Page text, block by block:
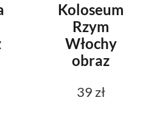
Koloseum
Rzym
Włochy
obraz
39 zł